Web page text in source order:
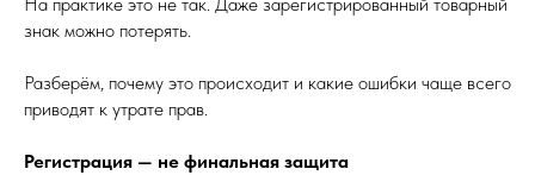
знак можно потерять.
Разберём, почему это происходит и какие ошибки чаще всего
приводят к утрате прав.
Регистрация — не финальная защита